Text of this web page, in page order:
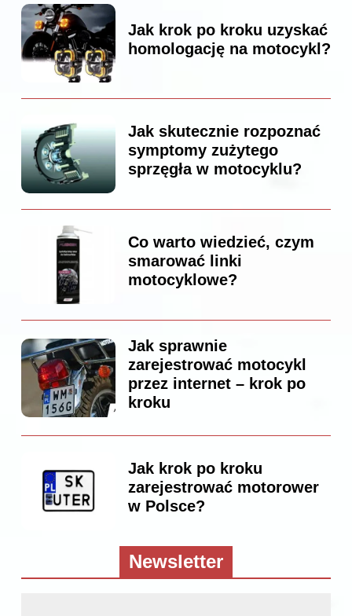
Jak krok po kroku uzyskać
homologację na motocykl?
Jak skutecznie rozpoznać
symptomy zużytego
sprzęgła w motocyklu?
Co warto wiedzieć, czym
smarować linki
motocyklowe?
Jak sprawnie
zarejestrować motocykl
przez internet – krok po
kroku
Jak krok po kroku
zarejestrować motorower
w Polsce?
Newsletter